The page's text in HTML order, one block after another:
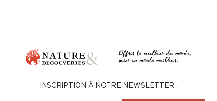
INSCRIPTION À NOTRE NEWSLETTER :